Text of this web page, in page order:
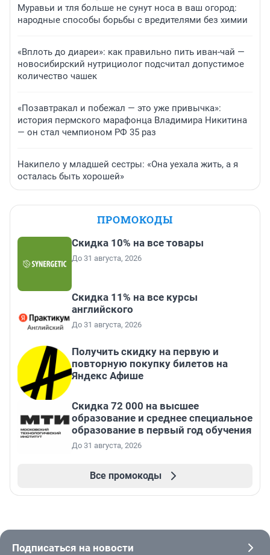
Муравьи и тля больше не сунут носа в ваш огород:
народные способы борьбы с вредителями без химии
«Вплоть до диареи»: как правильно пить иван-чай —
новосибирский нутрициолог подсчитал допустимое
количество чашек
«Позавтракал и побежал — это уже привычка»:
история пермского марафонца Владимира Никитина
— он стал чемпионом РФ 35 раз
Накипело у младшей сестры: «Она уехала жить, а я
осталась быть хорошей»
ПРОМОКОДЫ
Скидка 10% на все товары
До 31 августа, 2026
Скидка 11% на все курсы
английского
До 31 августа, 2026
Получить скидку на первую и
повторную покупку билетов на
Яндекс Афише
Скидка 72 000 на высшее
образование и среднее специальное
образование в первый год обучения
До 31 августа, 2026
Все промокоды
Подписаться на новости